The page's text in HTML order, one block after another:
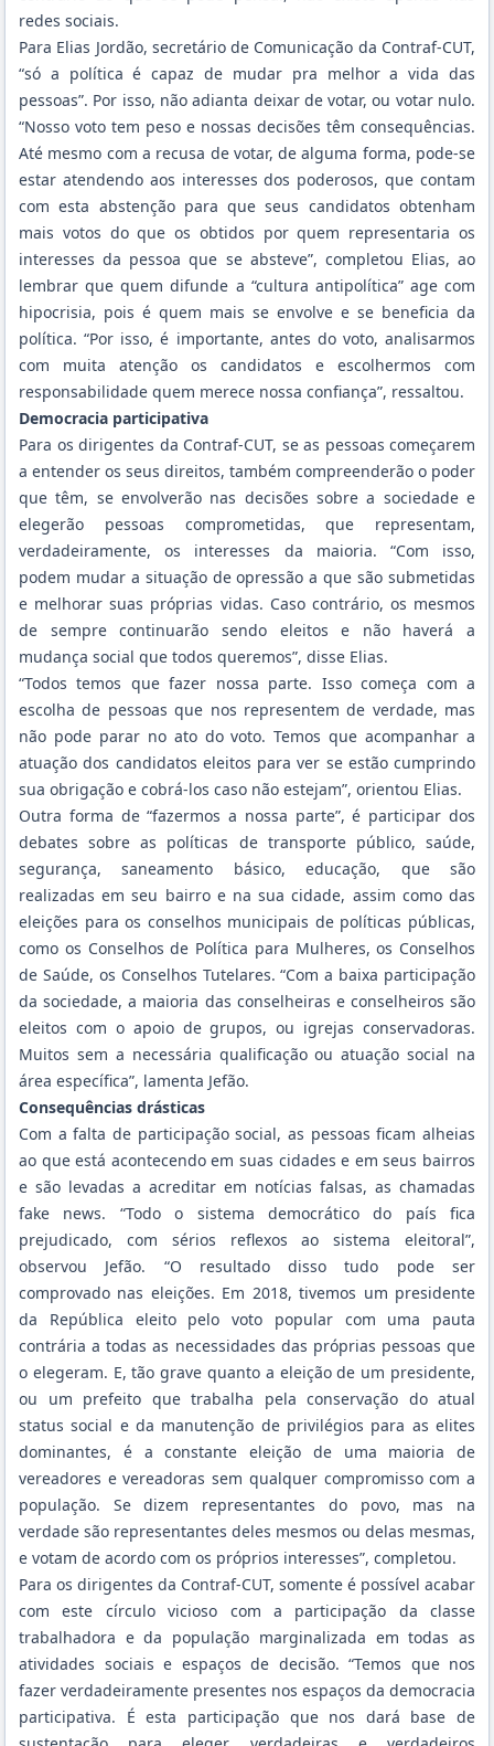
redes sociais.
Para Elias Jordão, secretário de Comunicação da Contraf-CUT,
“só a política é capaz de mudar pra melhor a vida das
pessoas”. Por isso, não adianta deixar de votar, ou votar nulo.
“Nosso voto tem peso e nossas decisões têm consequências.
Até mesmo com a recusa de votar, de alguma forma, pode-se
estar atendendo aos interesses dos poderosos, que contam
com esta abstenção para que seus candidatos obtenham
mais votos do que os obtidos por quem representaria os
interesses da pessoa que se absteve”, completou Elias, ao
lembrar que quem difunde a “cultura antipolítica” age com
hipocrisia, pois é quem mais se envolve e se beneficia da
política. “Por isso, é importante, antes do voto, analisarmos
com muita atenção os candidatos e escolhermos com
responsabilidade quem merece nossa confiança”, ressaltou.
Democracia participativa
Para os dirigentes da Contraf-CUT, se as pessoas começarem
a entender os seus direitos, também compreenderão o poder
que têm, se envolverão nas decisões sobre a sociedade e
elegerão pessoas comprometidas, que representam,
verdadeiramente, os interesses da maioria. “Com isso,
podem mudar a situação de opressão a que são submetidas
e melhorar suas próprias vidas. Caso contrário, os mesmos
de sempre continuarão sendo eleitos e não haverá a
mudança social que todos queremos”, disse Elias.
“Todos temos que fazer nossa parte. Isso começa com a
escolha de pessoas que nos representem de verdade, mas
não pode parar no ato do voto. Temos que acompanhar a
atuação dos candidatos eleitos para ver se estão cumprindo
sua obrigação e cobrá-los caso não estejam”, orientou Elias.
Outra forma de “fazermos a nossa parte”, é participar dos
debates sobre as políticas de transporte público, saúde,
segurança, saneamento básico, educação, que são
realizadas em seu bairro e na sua cidade, assim como das
eleições para os conselhos municipais de políticas públicas,
como os Conselhos de Política para Mulheres, os Conselhos
de Saúde, os Conselhos Tutelares. “Com a baixa participação
da sociedade, a maioria das conselheiras e conselheiros são
eleitos com o apoio de grupos, ou igrejas conservadoras.
Muitos sem a necessária qualificação ou atuação social na
área específica”, lamenta Jefão.
Consequências drásticas
Com a falta de participação social, as pessoas ficam alheias
ao que está acontecendo em suas cidades e em seus bairros
e são levadas a acreditar em notícias falsas, as chamadas
fake news. “Todo o sistema democrático do país fica
prejudicado, com sérios reflexos ao sistema eleitoral”,
observou Jefão. “O resultado disso tudo pode ser
comprovado nas eleições. Em 2018, tivemos um presidente
da República eleito pelo voto popular com uma pauta
contrária a todas as necessidades das próprias pessoas que
o elegeram. E, tão grave quanto a eleição de um presidente,
ou um prefeito que trabalha pela conservação do atual
status social e da manutenção de privilégios para as elites
dominantes, é a constante eleição de uma maioria de
vereadores e vereadoras sem qualquer compromisso com a
população. Se dizem representantes do povo, mas na
verdade são representantes deles mesmos ou delas mesmas,
e votam de acordo com os próprios interesses”, completou.
Para os dirigentes da Contraf-CUT, somente é possível acabar
com este círculo vicioso com a participação da classe
trabalhadora e da população marginalizada em todas as
atividades sociais e espaços de decisão. “Temos que nos
fazer verdadeiramente presentes nos espaços da democracia
participativa. É esta participação que nos dará base de